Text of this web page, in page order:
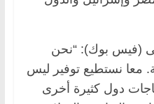
(فيس بوك): “نحن
معا نستطيع توفير ليس
دول كثيرة أخرى